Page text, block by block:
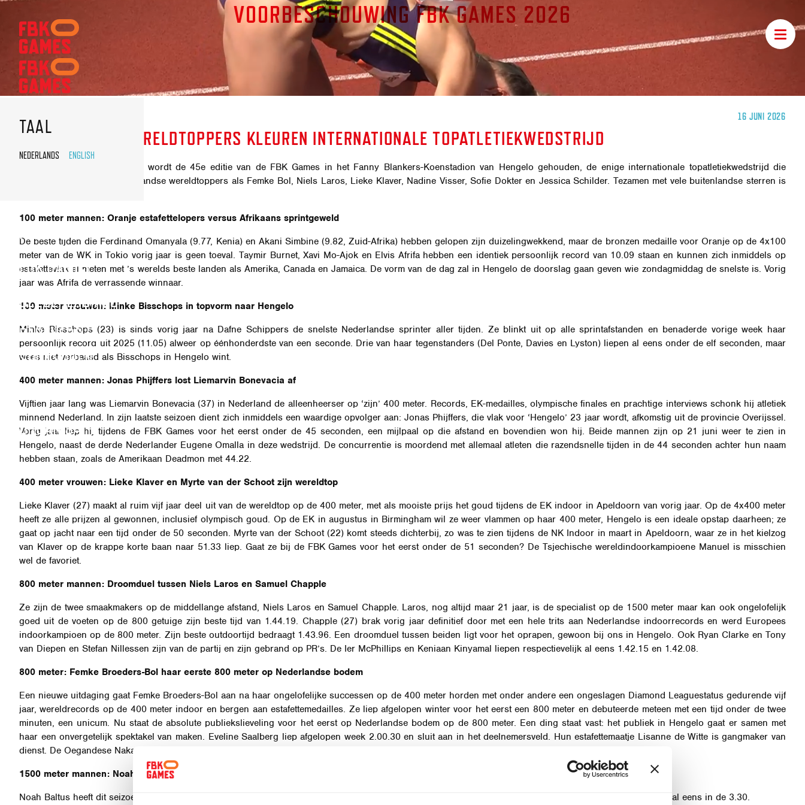
FBK
GAMES
Toggle
NAVIGATIE
TAAL
NEDERLANDS ENGLISH
NIEUWS
FBK GAMES
BEZOEKERSINFO
PARTNERS EN
SPONSOREN
ORGANISATIE
VOORBESCHOUWING FBK GAMES 2026
VERZEKERD
FBK
ZONDAG
21
JUNI
16 JUNI 2026
NEDERLANDSE WERELDTOPPERS KLEUREN INTERNATIONALE TOPATLETIEKWEDSTRIJD
Zondagmiddag 21 juni 2026 wordt de 45e editie van de FBK Games in het Fanny Blankers-Koenstadion van Hengelo gehouden, de enige internationale topatletiekwedstrijd die
Nederland rijk is. Met Nederlandse wereldtoppers als Femke Bol, Niels Laros, Lieke Klaver, Nadine Visser, Sofie Dokter en Jessica Schilder. Tezamen met vele buitenlandse sterren is
100 meter mannen: Oranje estafettelopers versus Afrikaans sprintgeweld
De beste tijden die Ferdinand Omanyala (9.77, Kenia) en Akani Simbine (9.82, Zuid-Afrika) hebben gelopen zijn duizelingwekkend, maar de bronzen medaille voor Oranje op de 4x100
meter van de WK in Tokio vorig jaar is geen toeval. Taymir Burnet, Xavi Mo-Ajok en Elvis Afrifa hebben een identiek persoonlijk record van 10.09 staan en kunnen zich inmiddels op
estafettevlak al meten met ’s werelds beste landen als Amerika, Canada en Jamaica. De vorm van de dag zal in Hengelo de doorslag gaan geven wie zondagmiddag de snelste is. Vorig
jaar was Afrifa de verrassende winnaar.
100 meter vrouwen: Minke Bisschops in topvorm naar Hengelo
Minke Bisschops (23) is sinds vorig jaar na Dafne Schippers de snelste Nederlandse sprinter aller tijden. Ze blinkt uit op alle sprintafstanden en benaderde vorige week haar
persoonlijk record uit 2025 (11.05) alweer op éénhonderdste van een seconde. Drie van haar tegenstanders (Del Ponte, Davies en Lyston) liepen al eens onder de elf seconden, maar
wees niet verbaasd als Bisschops in Hengelo wint.
400 meter mannen: Jonas Phijffers lost Liemarvin Bonevacia af
Vijftien jaar lang was Liemarvin Bonevacia (37) in Nederland de alleenheerser op ‘zijn’ 400 meter. Records, EK-medailles, olympische finales en prachtige interviews schonk hij atletiek
minnend Nederland. In zijn laatste seizoen dient zich inmiddels een waardige opvolger aan: Jonas Phijffers, die vlak voor ‘Hengelo’ 23 jaar wordt, afkomstig uit de provincie Overijssel.
Vorig jaar liep hij tijdens de FBK Games voor het eerst onder de 45 seconden, een mijlpaal op die afstand en bovendien won hij. Beide mannen zijn op 21 juni weer te zien in
Hengelo, naast de derde Nederlander Eugene Omalla in deze wedstrijd. De concurrentie is moordend met allemaal atleten die razendsnelle tijden in de 44 seconden achter hun naam
hebben staan, zoals de Amerikaan Deadmon met 44.22.
400 meter vrouwen: Lieke Klaver en Myrte van der Schoot zijn wereldtop
Lieke Klaver (27) maakt al ruim vijf jaar deel uit van de wereldtop op de 400 meter, met als mooiste prijs het goud tijdens de EK indoor in Apeldoorn van vorig jaar. Op de 4x400 meter
heeft ze alle prijzen al gewonnen, inclusief olympisch goud. Op de EK in augustus in Birmingham wil ze weer vlammen op haar 400 meter, Hengelo is een ideale opstap daarheen; ze
gaat op jacht naar een tijd onder de 50 seconden. Myrte van der Schoot (22) komt steeds dichterbij, zo was te zien tijdens de NK Indoor in maart in Apeldoorn, waar ze in het kielzog
van Klaver op de krappe korte baan naar 51.33 liep. Gaat ze bij de FBK Games voor het eerst onder de 51 seconden? De Tsjechische wereldindoorkampioene Manuel is misschien
wel de favoriet.
800 meter mannen: Droomduel tussen Niels Laros en Samuel Chapple
Ze zijn de twee smaakmakers op de middellange afstand, Niels Laros en Samuel Chapple. Laros, nog altijd maar 21 jaar, is de specialist op de 1500 meter maar kan ook ongelofelijk
goed uit de voeten op de 800 getuige zijn beste tijd van 1.44.19. Chapple (27) brak vorig jaar definitief door met een hele trits aan Nederlandse indoorrecords en werd Europees
indoorkampioen op de 800 meter. Zijn beste outdoortijd bedraagt 1.43.96. Een droomduel tussen beiden ligt voor het oprapen, gewoon bij ons in Hengelo. Ook Ryan Clarke en Tony
van Diepen en Stefan Nillessen zijn van de partij en zijn gebrand op PR’s. De Ier McPhillips en Keniaan Kinyamal liepen respectievelijk al eens 1.42.15 en 1.42.08.
800 meter: Femke Broeders-Bol haar eerste 800 meter op Nederlandse bodem
Een nieuwe uitdaging gaat Femke Broeders-Bol aan na haar ongelofelijke successen op de 400 meter horden met onder andere een ongeslagen Diamond Leaguestatus gedurende vijf
jaar, wereldrecords op de 400 meter indoor en bergen aan estafettemedailles. Ze liep afgelopen winter voor het eerst een 800 meter en debuteerde meteen met een tijd onder de twee
minuten, een unicum. Nu staat de absolute publiekslieveling voor het eerst op Nederlandse bodem op de 800 meter. Een ding staat vast: het publiek in Hengelo gaat er samen met
haar een onvergetelijk spektakel van maken. Eveline Saalberg liep afgelopen week 2.00.30 en sluit aan in het deelnemersveld. Hun estafettemaatje Lisanne de Witte is gangmaker van
dienst. De Oegandese Nakaayi, Australische Caldwell en Poolse Wielgosz hebben tijden van 1.57 achter hun naam en lijken dus perfecte tegenstanders.
1500 meter mannen: Noah Baltus gaat steeds sneller
Noah Baltus heeft dit seizoen zijn persoonlijk record aangescherpt naar 3.34.38. Hij ontmoet vooral in Verheyden en Szot forse tegenstand, alle twee liepen al eens in de 3.30.